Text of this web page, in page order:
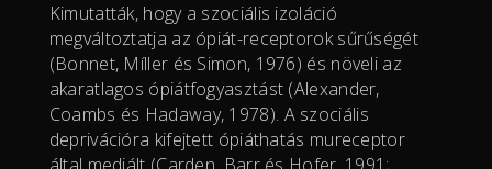
Kimutatták, hogy a szociális izoláció
megváltoztatja az ópiát-receptorok sűrűségét
(Bonnet, Míller és Simon, 1976) és növeli az
akaratlagos ópiátfogyasztást (Alexander,
Coambs és Hadaway, 1978). A szociális
deprivációra kifejtett ópiáthatás mureceptor